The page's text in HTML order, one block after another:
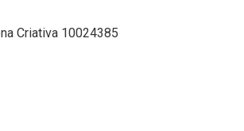
Criativa 10024385